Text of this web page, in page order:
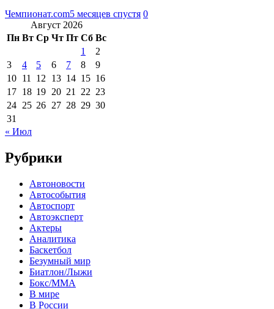
Чемпионат.com5 месяцев спустя 0
Август 2026
Пн Вт Ср Чт Пт Сб Вс
1
2
3
4 5 6 7 8
9
10 11 12 13 14 15 16
17 18 19 20 21 22 23
24 25 26 27 28 29 30
31
« Июл
Рубрики
Автоновости
Автособытия
Автоспорт
Автоэксперт
Актеры
Аналитика
Баскетбол
Безумный мир
Биатлон/Лыжи
Бокс/MMA
В мире
В России